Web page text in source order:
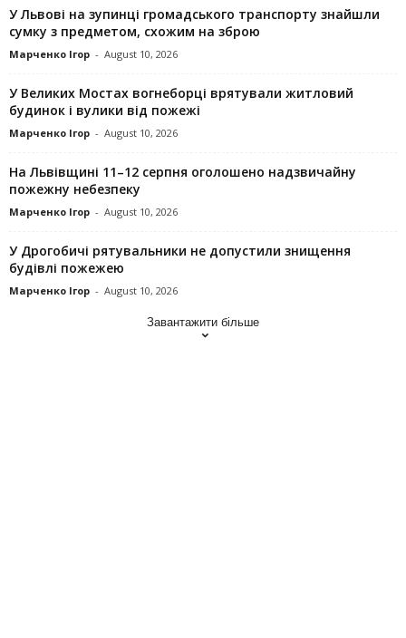
У Львові на зупинці громадського транспорту знайшли
сумку з предметом, схожим на зброю
Марченко Ігор - August 10, 2026
У Великих Мостах вогнеборці врятували житловий
будинок і вулики від пожежі
Марченко Ігор - August 10, 2026
На Львівщині 11–12 серпня оголошено надзвичайну
пожежну небезпеку
Марченко Ігор - August 10, 2026
У Дрогобичі рятувальники не допустили знищення
будівлі пожежею
Марченко Ігор - August 10, 2026
Завантажити більше